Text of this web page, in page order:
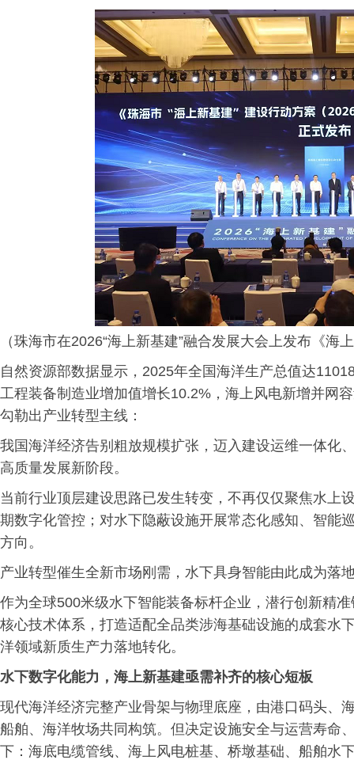
（珠海市在2026“海上新基建”融合发展大会上发布《海
自然资源部数据显示，2025年全国海洋生产总值达
工程装备制造业增加值增长10.2%，海上风电新增并网
勾勒出产业转型主线：
我国海洋经济告别粗放规模扩张，迈入建设运维一体化
高质量发展新阶段。
当前行业顶层建设思路已发生转变，不再仅仅聚焦水上
期数字化管控；对水下隐蔽设施开展常态化感知、智能
方向。
产业转型催生全新市场刚需，水下具身智能由此成为落
作为全球500米级水下智能装备标杆企业，潜行创新精
核心技术体系，打造适配全品类涉海基础设施的成套水
洋领域新质生产力落地转化。
水下数字化能力，海上新基建亟需补齐的核心短板
现代海洋经济完整产业骨架与物理底座，由港口码头、
船舶、海洋牧场共同构筑。但决定设施安全与运营寿命
下：海底电缆管线、海上风电桩基、桥墩基础、船舶水